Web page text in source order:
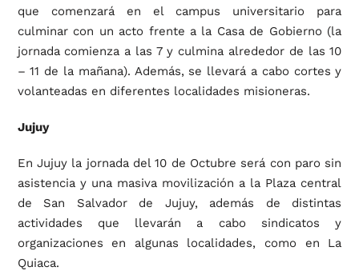
que comenzará en el campus universitario para
culminar con un acto frente a la Casa de Gobierno (la
jornada comienza a las 7 y culmina alrededor de las 10
– 11 de la mañana). Además, se llevará a cabo cortes y
volanteadas en diferentes localidades misioneras.
Jujuy
En Jujuy la jornada del 10 de Octubre será con paro sin
asistencia y una masiva movilización a la Plaza central
de San Salvador de Jujuy, además de distintas
actividades que llevarán a cabo sindicatos y
organizaciones en algunas localidades, como en La
Quiaca.